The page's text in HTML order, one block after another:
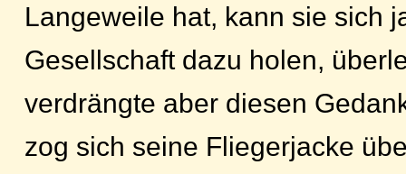
Langeweile hat, kann sie sich
Gesellschaft dazu holen,
verdrängte aber diesen
zog sich seine Fliegerjacke